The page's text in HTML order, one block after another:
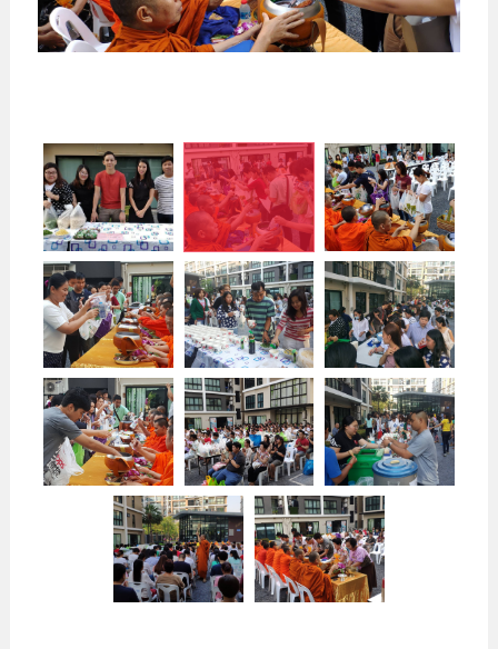
ประวัติความเป็นมาของบริษัท
วิสัยทัศน์และพันธกิจ
คณะกรรมการตรวจสอบ
คณะกรรมการบริหาร
คณะกรรมการสรรหาและพิจารณาค่าตอบแทน
คณะผู้บริหาร
Privilege
Info
ข่าวกิจกรรม
ดูโปรโมชั่นทั้งหมด
คอนโดมิเนียม
โฮมออฟฟิศ
ความรับผิดชอบต่อสังคม